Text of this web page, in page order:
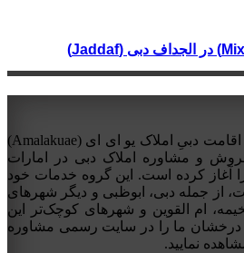
گروه مشاوره املاک و اخذ اقامت دبیِ املاک یو ای ای (Amalakuae)
زمینه فروش و مشاوره املاک دبی در امارات
آغاز کرده است. این گروه خدمات خود
از جمله دبی، ابوظبی و دیگر شهرهای
ام القوین و شهرهای کوچک‌تر این
درخشان ما را در سایت رسمی مشاوره